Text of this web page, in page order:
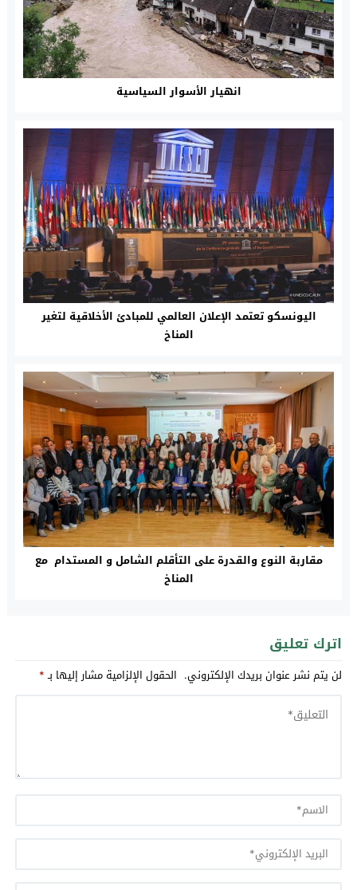
انهيار الأسوار السياسية
اليونسكو تعتمد الإعلان العالمي للمبادئ الأخلاقية لتغير
المناخ
مقاربة النوع والقدرة على التأقلم الشامل و المستدام مع
المناخ
اترك تعليق
لن يتم نشر عنوان بريدك الإلكتروني. الحقول الإلزامية مشار إليها بـ*